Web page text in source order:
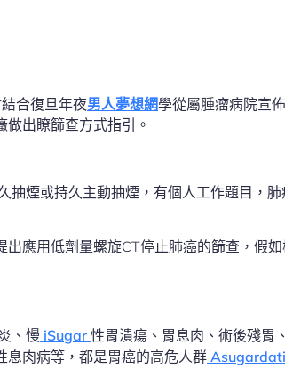
合復旦年夜男人夢想網學從屬腫瘤病院宣
出瞭篩查方式指引。
抽煙或持久主動抽煙，有個人工作題目，
出應用低劑量螺旋CT停止肺癌的篩查，假
、慢 iSugar 性胃潰瘍、胃息肉、術後殘胃
息肉病等，都是胃癌的高危人群